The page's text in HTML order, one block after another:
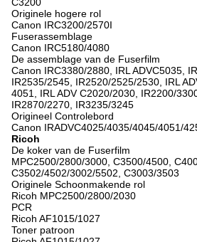
Originele hogere rol
Canon IRC3200/2570I
Fuserassemblage
Canon IRC5180/4080
De assemblage van de Fuserfilm
Canon IRC3380/2880, IRL ADVC5035,
IR2535/2545, IR2520/2525/2530, IRL
4051, IRL ADV C2020/2030, IR2200/
IR2870/2270, IR3235/3245
Origineel Controlebord
Canon IRADVC4025/4035/4045/4051/
Ricoh
De koker van de Fuserfilm
MPC2500/2800/3000, C3500/4500,
C3502/4502/3002/5502, C3003/3503
Originele Schoonmakende rol
Ricoh MPC2500/2800/2030
PCR
Ricoh AF1015/1027
Toner patroon